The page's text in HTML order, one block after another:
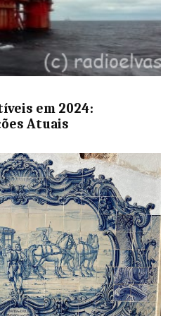
em 2024:
Atuais